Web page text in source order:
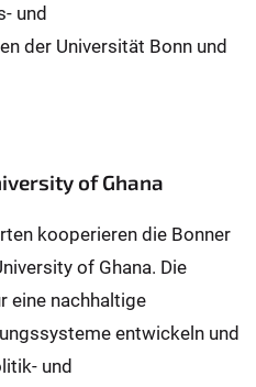
und
der Universität Bonn und
of Ghana
kooperieren die Bonner
of Ghana. Die
eine nachhaltige
entwickeln und
und